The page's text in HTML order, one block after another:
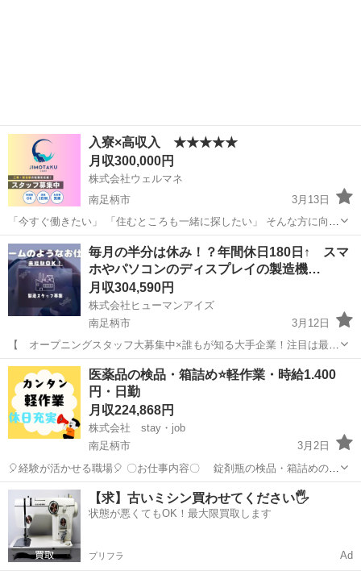
入寮×高収入 ★★★★★
月収300,000円
株式会社ウェルマネ
南足柄市
3月13日
「今すぐ働きたい」 「住むところも一緒に探したい」 そんな方に向け
たお仕事をご紹介しています。 ◆ こんな方におすすめ ・すぐに働き
たい ・寮付きの仕事を探している ・所持金が少ない／今月が厳しい
...
神奈川 南足柄市 物流 未経験
毎月の半分は休み！？年間休日180日↑ スマ
ホやパソコンのディスプレイの製造機…
月収304,590円
株式会社ヒューマンアイズ
南足柄市
3月12日
【 オープニングスタッフ大募集中×誰もが知る大手企業！注目は最寄
り駅☆ 】 ―――――――――――――――――――――――― ＼＼
一度は聞いたことのある大手メーカー／／
――――――――――――――――――――...
神奈川 南足柄市 工場 社会保険
医薬品の検品・箱詰め⭐軽作業・時給1.400
円・日勤
月収224,868円
株式会社 stay・job
南足柄市
3月2日
🎈経験が活かせる職場🎈 〇お仕事内容〇 錠剤瓶の検品・箱詰めのお
仕事です。 ①検査・箱詰め ②小箱の最終検品 ③梱包・出荷 📝働く
POINT📝 ライン作業やクリーンルームの 経験が活かせる職場環
境です...
神奈川 南足柄市 製薬 未経験
【求】古いミシン買わせてください🖐️
状態が悪くてもOK！最大限買取します
プリフラ Ad